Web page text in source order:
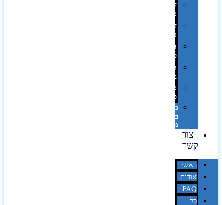
דפוס
משי
דפוס
סובלימציה
הדפס
פרוצס
חריטה
בלייזר
מהו
פנטון?
מיתוג
באמצעות
מדבקות
צור
קשר
ראשי
אודות
FAQ
כל